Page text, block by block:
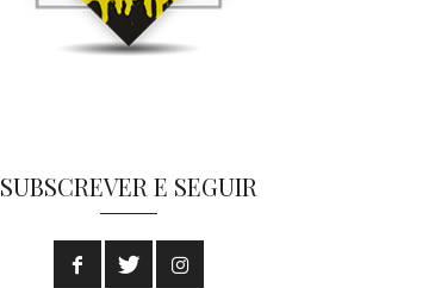
SUBSCREVER E SEGUIR